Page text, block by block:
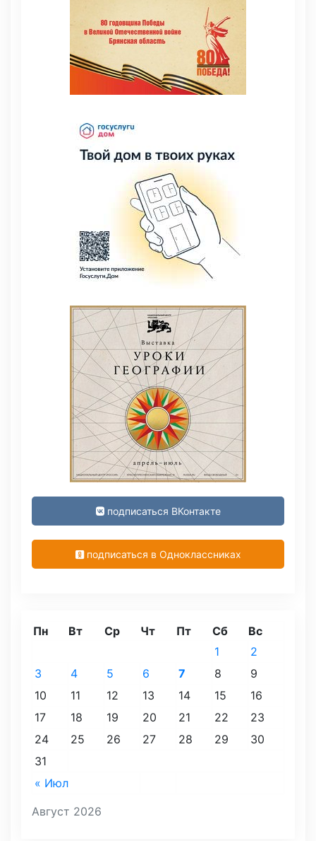
подписаться ВКонтакте
подписаться в Одноклассниках
Август 2026
Пн Вт Ср Чт Пт Сб Вс
« Июл
1
2
3
4 5 6 7 8
9
10
11 12 13 14 15
16
17
18 19 20 21 22
23
24
25 26 27 28 29
30
31